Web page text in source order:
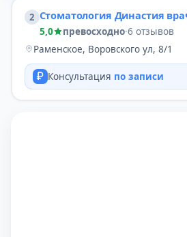
2 Стоматология Династия
5,0 превосходно·6 отзывов
Раменское, Воровского ул, 8/1
Консультация по записи